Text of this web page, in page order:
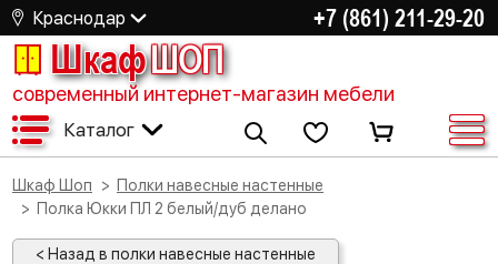
Краснодар +7 (861) 211-29-20
ШкафШОП
современный интернет-магазин мебели
Каталог
Шкаф Шоп
Полки навесные настенные
Полка Юкки ПЛ 2 белый/дуб делано
< Назад в полки навесные настенные